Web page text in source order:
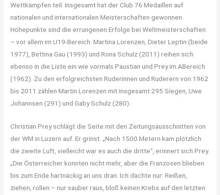
Wettkämpfen teil. Insgesamt hat der Club 76 Medaillen auf
nationalen und internationalen Meisterschaften gewonnen.
Höhepunkte sind die errungenen Erfolge bei Weltmeisterschaften
– vor allem im U19-Bereich: Martina Lorenzen, Dieter Leptin (beide
1977), Bettina Gau (1993) und Rona Schulz (2011) reihen sich
ebenso in die Liste ein wie vormals Paustian und Prey im ABereich
(1962). Zu den erfolgreichsten Ruderinnen und Ruderern von 1962
bis 2011 zählen Martin Lorenzen mit insgesamt 295 Siegen, Uwe
Johannsen (291) und Gaby Schulz (280).
Christian Prey schlägt die Seite mit den Zeitungsausschnitten von
der WM in Luzern auf. Er grinst. „Nach 1500 Metern kam plötzlich
die zweite Luft, vielleicht war es auch die dritte“, erinnert sich Prey.
„Die Österreicher konnten nicht mehr, aber die Franzosen blieben
bis zum Ende hartnäckig an uns dran. Ich dachte nur: Reißen,
ziehen, rollen – nur sauber raus, bloß keinen Krebs auf den letzten